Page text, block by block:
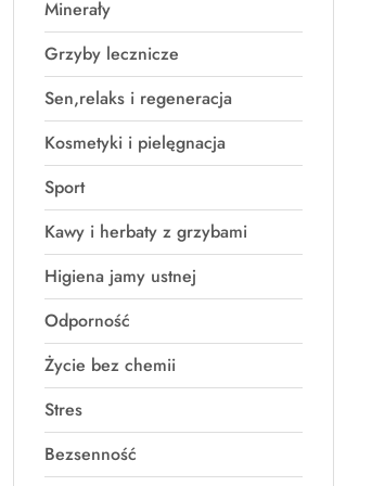
Minerały
Grzyby lecznicze
Sen,relaks i regeneracja
Kosmetyki i pielęgnacja
Sport
Kawy i herbaty z grzybami
Higiena jamy ustnej
Odporność
Życie bez chemii
Stres
Bezsenność